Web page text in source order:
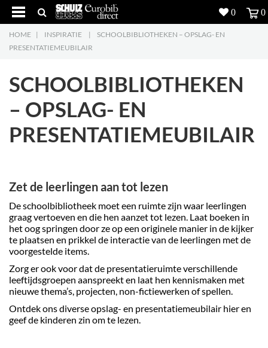
5
Producten
Downloads
Contacteer ons
HOME | INSPIRATIE |
SCHOOLBIBLIOTHEKEN – OPSLAG- EN
PRESENTATIEMEUBILAIR
SCHOOLBIBLIOTHEKEN
– OPSLAG- EN
PRESENTATIEMEUBILAIR
Zet de leerlingen aan tot lezen
De schoolbibliotheek moet een ruimte zijn waar leerlingen
graag vertoeven en die hen aanzet tot lezen. Laat boeken in
het oog springen door ze op een originele manier in de kijker
te plaatsen en prikkel de interactie van de leerlingen met de
voorgestelde items.
Zorg er ook voor dat de presentatieruimte verschillende
leeftijdsgroepen aanspreekt en laat hen kennismaken met
nieuwe thema’s, projecten, non-fictiewerken of spellen.
Ontdek ons diverse opslag- en presentatiemeubilair hier en
geef de kinderen zin om te lezen.
0 0